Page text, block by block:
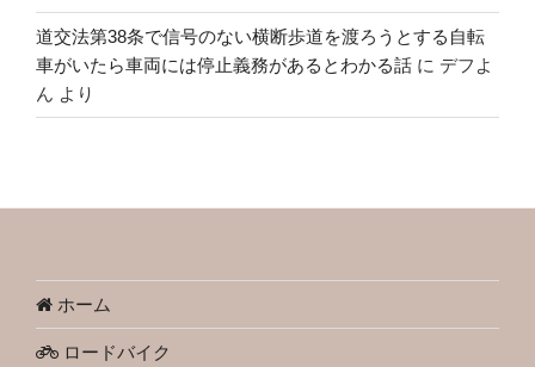
道交法第38条で信号のない横断歩道を渡ろうとする自転
車がいたら車両には停止義務があるとわかる話 に デフよ
ん より
ホーム
ロードバイク